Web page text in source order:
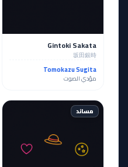
Gintoki Sakata
坂田銀時
Tomokazu Sugita
مؤدي الصوت
مساند